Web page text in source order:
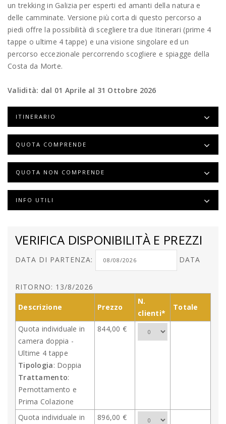
un trekking in Galizia per esperti ed amanti della natura e
delle camminate. Versione più corta di questo percorso a
piedi offre la possibilità di scegliere tra due Itinerari (prime 4
tappe o ultime 4 tappe) e una visione singolare ed un
percorso eccezionale percorrendo scogliere e spiagge della
Costa da Morte.
Validità: dal 01 Aprile al 31 Ottobre 2026
ITINERARIO
QUOTA COMPRENDE
QUOTA NON COMPRENDE
INFO UTILI
VERIFICA DISPONIBILITÀ E PREZZI
DATA DI PARTENZA: DATA
RITORNO: 13/8/2026
Descrizione Prezzo
N.
clienti*
Totale
Quota individuale in
camera doppia -
Ultime 4 tappe
Tipologia: Doppia
Trattamento:
Pernottamento e
Prima Colazione
844,00 €
Quota individuale in
896,00 €